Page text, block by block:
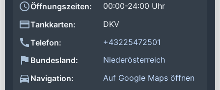
Öffnungszeiten:
00:00-24:00 Uhr
Tankkarten:
DKV
Telefon:
+43225472501
Bundesland:
Niederösterreich
Navigation:
Auf Google Maps öffnen